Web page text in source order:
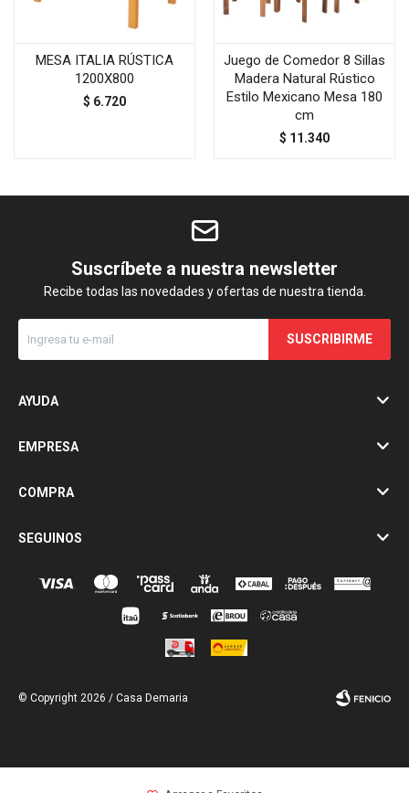
MESA ITALIA RÚSTICA
1200X800
$ 6.720
Juego de Comedor 8 Sillas
Madera Natural Rústico
Estilo Mexicano Mesa 180
cm
$ 11.340
Suscríbete a nuestra newsletter
Recibe todas las novedades y ofertas de nuestra tienda.
SUSCRIBIRME
AYUDA
EMPRESA
COMPRA
SEGUINOS
© Copyright 2026 / Casa Demaria